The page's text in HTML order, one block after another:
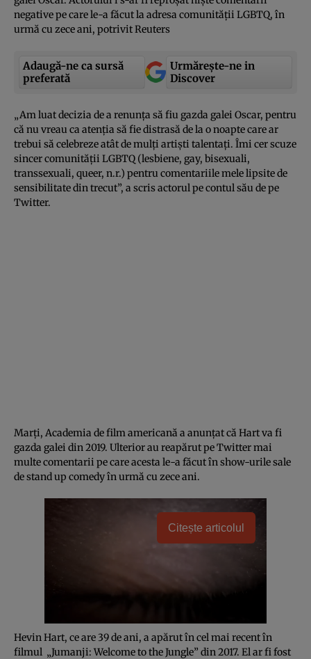
negative pe care le-a făcut la adresa comunităţii LGBTQ, în
urmă cu zece ani, potrivit Reuters
Adaugă-ne ca sursă
preferată
Urmărește-ne in
Discover
„Am luat decizia de a renunţa să fiu gazda galei Oscar, pentru
că nu vreau ca atenţia să fie distrasă de la o noapte care ar
trebui să celebreze atât de mulţi artişti talentaţi. Îmi cer scuze
sincer comunităţii LGBTQ (lesbiene, gay, bisexuali,
transsexuali, queer, n.r.) pentru comentariile mele lipsite de
sensibilitate din trecut”, a scris actorul pe contul său de pe
Twitter.
Marţi, Academia de film americană a anunţat că Hart va fi
gazda galei din 2019. Ulterior au reapărut pe Twitter mai
multe comentarii pe care acesta le-a făcut în show-urile sale
de stand up comedy în urmă cu zece ani.
Citește articolul
Hevin Hart, ce are 39 de ani, a apărut în cel mai recent în
filmul „Jumanji: Welcome to the Jungle” din 2017. El ar fi fost